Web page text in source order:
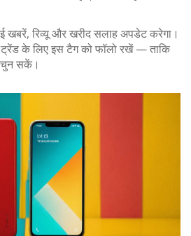
खबरें, रिव्यू और खरीद सलाह अपडेट करेगा।
के लिए इस टैग को फॉलो रखें — ताकि
चुन सकें।